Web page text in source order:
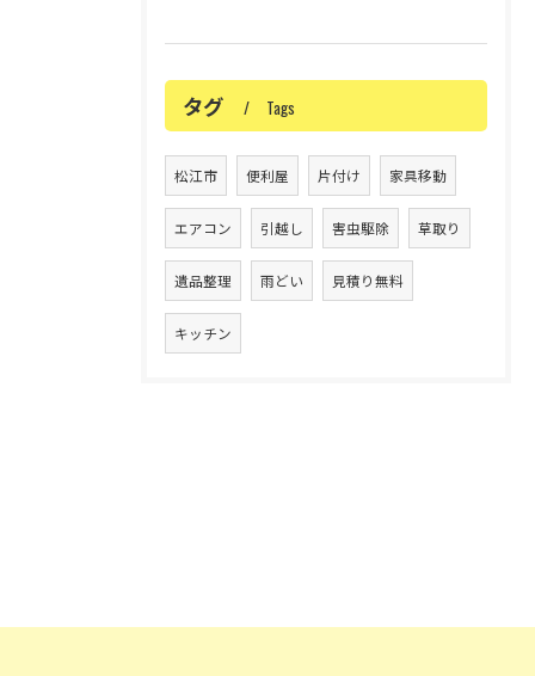
タグ Tags
松江市 便利屋 片付け 家具移動
エアコン 引越し 害虫駆除 草取り
遺品整理 雨どい 見積り無料
キッチン